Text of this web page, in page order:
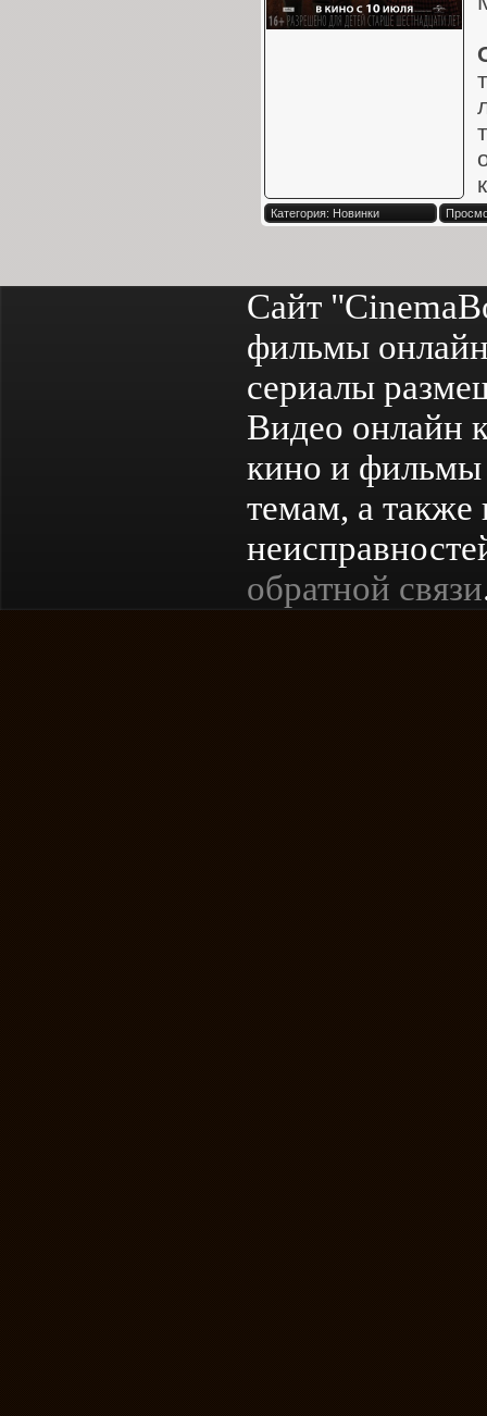
Категория: Новинки
Сайт
фильмы
сериалы
Видео онлайн
кино и
темам, а
обратной связи